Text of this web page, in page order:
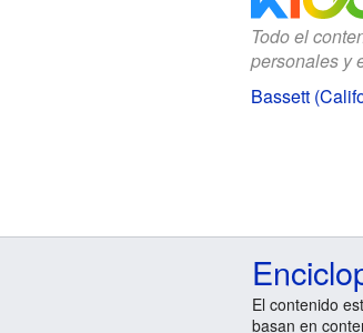
Todo el
personales y
Bassett
El contenido
basan en